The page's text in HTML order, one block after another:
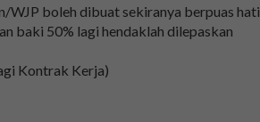
WJP boleh dibuat sekiranya berpuas hati
baki 50% lagi hendaklah dilepaskan
Kontrak Kerja)